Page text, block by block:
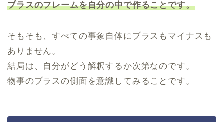
プラスのフレームを自分の中で作ることです。
そもそも、すべての事象自体にプラスもマイナスも
ありません。
結局は、自分がどう解釈するか次第なのです。
物事のプラスの側面を意識してみることです。